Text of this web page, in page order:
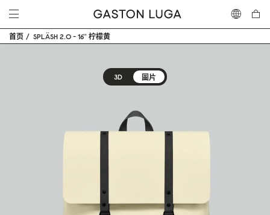
首页 SPLÄSH 2.0 - 16'' 柠檬黄
3D 圖片